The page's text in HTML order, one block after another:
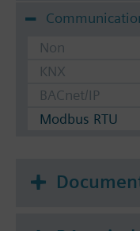
Non
KNX
BACnet/IP
Modbus RTU